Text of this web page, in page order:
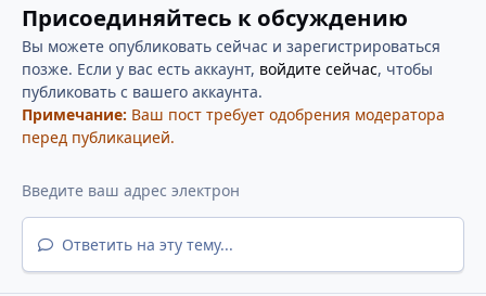
Присоединяйтесь к обсуждению
Вы можете опубликовать сейчас и зарегистрироваться
позже. Если у вас есть аккаунт, войдите сейчас, чтобы
публиковать с вашего аккаунта.
Примечание: Ваш пост требует одобрения модератора
перед публикацией.
Ответить на эту тему...